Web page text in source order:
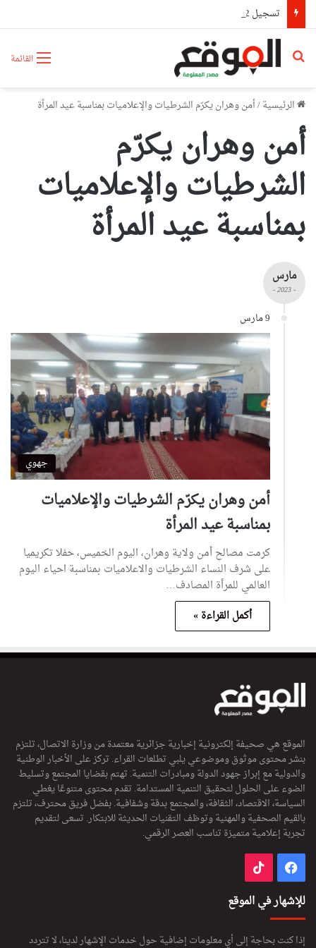
تسجيل 42 حريقا عبر عدة ولايات خلال 24 ساعة وإخماد 39 منها
القائمة بحث عن
الرئيسية/أمن وهران يكرّم الشرطيات والإعلاميات بمناسبة عيد المرأة
أمن وهران يكرّم
الشرطيات والإعلاميات
بمناسبة عيد المرأة
مارس
- 2023 -
9 مارس
جهوي
أمن وهران يكرّم الشرطيات والإعلاميات
بمناسبة عيد المرأة
كرمت مصالح أمن ولاية وهران، اليوم الخميس، حفلا تكريميا
على شرف النساء الشرطيات والاعلاميات بمناسبة احياء اليوم
العالمي للمرأة المصادف…
أكمل القراءة »
الموقع هي صحيفة إلكترونية إخبارية جزائرية معتمدة من وزارة الاتصال، تلتزم
بنشر محتوى موثوق وموضوعي يلبي تطلعات القراء. تركز على الأخبار الوطنية
والدولية مع إبراز جهود الدولة ومبادرات التنمية. تهتم بقضايا المجتمع وتسليط
الضوء على الحلول لتحقيق التنمية المستدامة. تقدم محتوى متنوعًا يغطي
السياسة، الاقتصاد، الثقافة، والمجتمع بدقة وشفافية. بفضل فريق محترف، تلتزم
بالقيم الصحفية والمهنية وتوظف التقنيات الحديثة للابتكار. تسعى لتقديم
تجربة إعلامية متميزة تناسب العصر الرقمي.
فيسبوك
للإشهار في الموقع
إذا كنت بحاجة إلى أي معلومات إضافية حول خدمات الإشهار لدينا، لا تتردد